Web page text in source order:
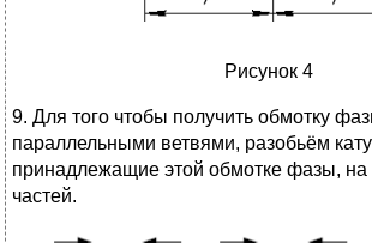
Рисунок 4
9. Для того чтобы получить обмотку
параллельными ветвями, разобьём
принадлежащие этой обмотке фазы,
частей.